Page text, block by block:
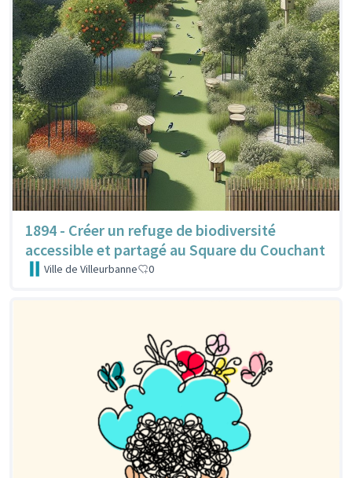
1894 - Créer un refuge de biodiversité
accessible et partagé au Square du Couchant
Ville de Villeurbanne 0